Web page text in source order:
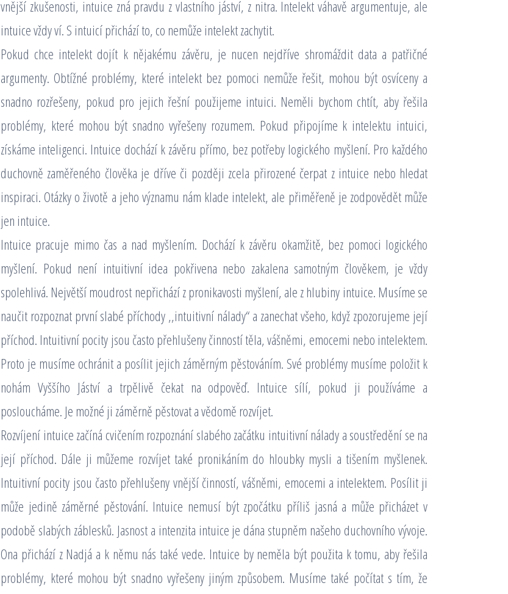
vnější zkušenosti, intuice zná pravdu z vlastního jáství, z nitra. Intelekt váhavě argumentuje, ale
intuice vždy ví. S intuicí přichází to, co nemůže intelekt zachytit.
Pokud chce intelekt dojít k nějakému závěru, je nucen nejdříve shromáždit data a patřičné
argumenty. Obtížné problémy, které intelekt bez pomoci nemůže řešit, mohou být osvíceny a
snadno rozřešeny, pokud pro jejich řešní použijeme intuici. Neměli bychom chtít, aby řešila
problémy, které mohou být snadno vyřešeny rozumem. Pokud připojíme k intelektu intuici,
získáme inteligenci. Intuice dochází k závěru přímo, bez potřeby logického myšlení. Pro každého
duchovně zaměřeného člověka je dříve či později zcela přirozené čerpat z intuice nebo hledat
inspiraci. Otázky o životě a jeho významu nám klade intelekt, ale přiměřeně je zodpovědět může
jen intuice.
Intuice pracuje mimo čas a nad myšlením. Dochází k závěru okamžitě, bez pomoci logického
myšlení. Pokud není intuitivní idea pokřivena nebo zakalena samotným člověkem, je vždy
spolehlivá. Největší moudrost nepřichází z pronikavosti myšlení, ale z hlubiny intuice. Musíme se
naučit rozpoznat první slabé příchody ,,intuitivní nálady“ a zanechat všeho, když zpozorujeme její
příchod. Intuitivní pocity jsou často přehlušeny činností těla, vášněmi, emocemi nebo intelektem.
Proto je musíme ochránit a posílit jejich záměrným pěstováním. Své problémy musíme položit k
nohám Vyššího Jáství a trpělivě čekat na odpověď. Intuice sílí, pokud ji používáme a
posloucháme. Je možné ji záměrně pěstovat a vědomě rozvíjet.
Rozvíjení intuice začíná cvičením rozpoznání slabého začátku intuitivní nálady a soustředění se na
její příchod. Dále ji můžeme rozvíjet také pronikáním do hloubky mysli a tišením myšlenek.
Intuitivní pocity jsou často přehlušeny vnější činností, vášněmi, emocemi a intelektem. Posílit ji
může jedině záměrné pěstování. Intuice nemusí být zpočátku příliš jasná a může přicházet v
podobě slabých záblesků. Jasnost a intenzita intuice je dána stupněm našeho duchovního vývoje.
Ona přichází z Nadjá a k němu nás také vede. Intuice by neměla být použita k tomu, aby řešila
problémy, které mohou být snadno vyřešeny jiným způsobem. Musíme také počítat s tím, že